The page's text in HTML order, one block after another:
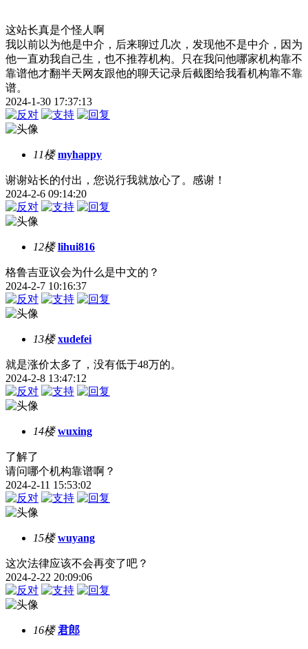
这站长真是个怪人啊
我以前以为他是中介，后来聊过几次，发现他不是中介，因为
他一直劝我自己生，也不推荐机构。只在我问他哪家机构靠不
靠谱他才翻半天网友跟他的聊天记录后截图给我看机构靠不靠
谱。
2024-1-30 17:37:13
11楼 myhappy
谢谢站长的付出，您说行我就放心了。感谢！
2024-2-6 09:14:20
12楼 lihui816
格鲁吉亚议会为什么是中文的？
2024-2-7 10:16:37
13楼 xudefei
就是涨价太多了，没有低于48万的。
2024-2-8 13:47:12
14楼 wuxing
了解了
请问哪个机构靠谱啊？
2024-2-11 15:53:02
15楼 wuyang
这次法律应该不会再变了吧？
2024-2-22 20:09:06
16楼 君郎